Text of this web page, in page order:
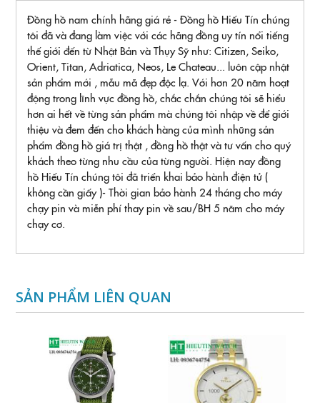
Đồng hồ nam chính hãng giá rẻ - Đồng hồ Hiếu Tín chúng
tôi đã và đang làm việc với các hãng đồng uy tín nổi tiếng
thế giới đến từ Nhật Bản và Thụy Sỹ như: Citizen, Seiko,
Orient, Titan, Adriatica, Neos, Le Chateau... luôn cập nhật
sản phẩm mới , mẫu mã đẹp độc lạ. Với hơn 20 năm hoạt
động trong lĩnh vực đồng hồ, chắc chắn chúng tôi sẽ hiểu
hơn ai hết về từng sản phẩm mà chúng tôi nhập về để giới
thiệu và đem đến cho khách hàng của mình những sản
phẩm đồng hồ giá trị thật , đồng hồ thật và tư vấn cho quý
khách theo từng nhu cầu của từng người. Hiện nay đồng
hồ Hiếu Tín chúng tôi đã triển khai bảo hành điện tử (
không cần giấy )- Thời gian bảo hành 24 tháng cho máy
chạy pin và miễn phí thay pin về sau/BH 5 năm cho máy
chạy cơ.
SẢN PHẨM LIÊN QUAN